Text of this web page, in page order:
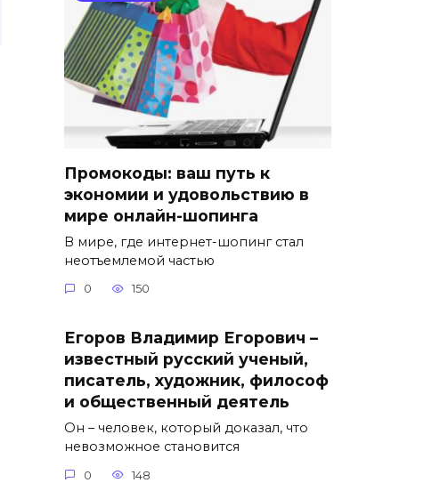
Промокоды: ваш путь к
экономии и удовольствию в
мире онлайн-шопинга
В мире, где интернет-шопинг стал
неотъемлемой частью
0 150
Егоров Владимир Егорович –
известный русский ученый,
писатель, художник, философ
и общественный деятель
Он – человек, который доказал, что
невозможное становится
0 148